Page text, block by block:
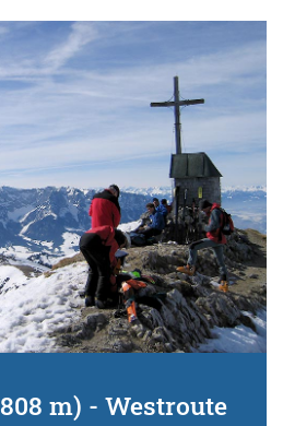
m) - Westroute